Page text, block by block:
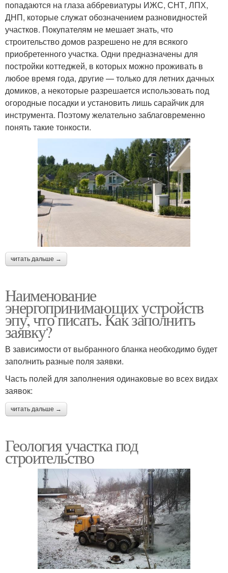
попадаются на глаза аббревиатуры ИЖС, СНТ, ЛПХ,
ДНП, которые служат обозначением разновидностей
участков. Покупателям не мешает знать, что
строительство домов разрешено не для всякого
приобретенного участка. Одни предназначены для
постройки коттеджей, в которых можно проживать в
любое время года, другие — только для летних дачных
домиков, а некоторые разрешается использовать под
огородные посадки и установить лишь сарайчик для
инструмента. Поэтому желательно заблаговременно
понять такие тонкости.
читать дальше →
Наименование
энергопринимающих устройств
эпу, что писать. Как заполнить
заявку?
В зависимости от выбранного бланка необходимо будет
заполнить разные поля заявки.
Часть полей для заполнения одинаковые во всех видах
заявок:
читать дальше →
Геология участка под
строительство